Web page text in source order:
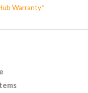
Warranty*